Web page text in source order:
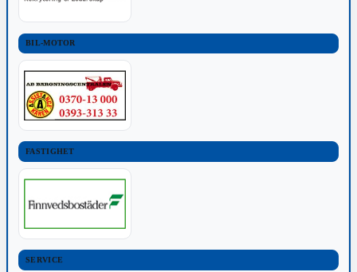
BIL-MOTOR
FASTIGHET
SERVICE